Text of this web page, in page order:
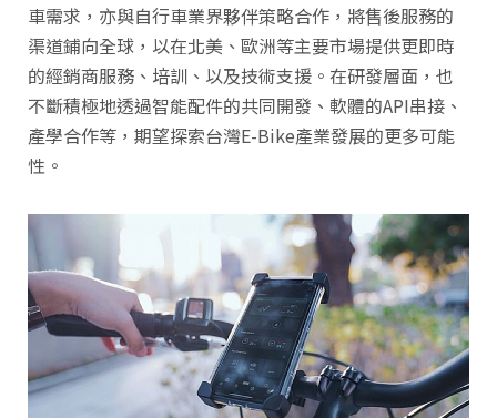
車需求，亦與自行車業界夥伴策略合作，將售後服務的
渠道鋪向全球，以在北美、歐洲等主要市場提供更即時
的經銷商服務、培訓、以及技術支援。在研發層面，也
不斷積極地透過智能配件的共同開發、軟體的API串接、
產學合作等，期望探索台灣E-Bike產業發展的更多可能
性。